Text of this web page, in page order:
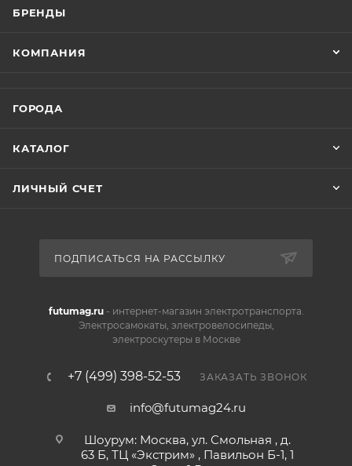
БРЕНДЫ
КОМПАНИЯ
ГОРОДА
КАТАЛОГ
ЛИЧНЫЙ СЧЕТ
ПОДПИСАТЬСЯ НА РАССЫЛКУ
futumag.ru- интернет-магазин электротранспорта.
Электросамокаты, электровелосипеды,
электроскутеры в Москве
+7 (499) 398-52-53 ЗАКАЗАТЬ ЗВОНОК
info@futumag24.ru
Шоурум: Москва, ул. Смольная , д.
63 Б, ТЦ «Экстрим» , Павильон Б-1, 1